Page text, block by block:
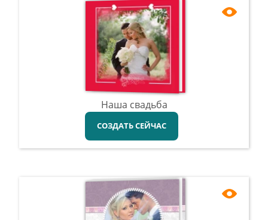
Наша свадьба
СОЗДАТЬ СЕЙЧАС